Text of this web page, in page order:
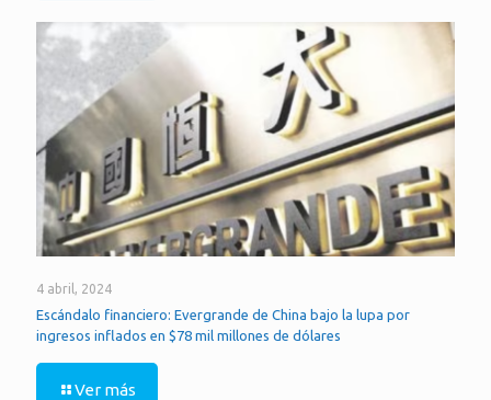
4 abril, 2024
Escándalo financiero: Evergrande de China bajo la lupa por
ingresos inflados en $78 mil millones de dólares
Ver más